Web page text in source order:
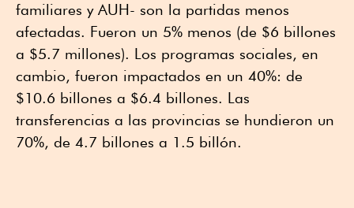
familiares y AUH- son la partidas menos
afectadas. Fueron un 5% menos (de $6 billones
a $5.7 millones). Los programas sociales, en
cambio, fueron impactados en un 40%: de
$10.6 billones a $6.4 billones. Las
transferencias a las provincias se hundieron un
70%, de 4.7 billones a 1.5 billón.